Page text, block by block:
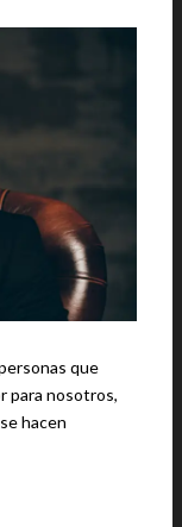
que
para nosotros,
hacen